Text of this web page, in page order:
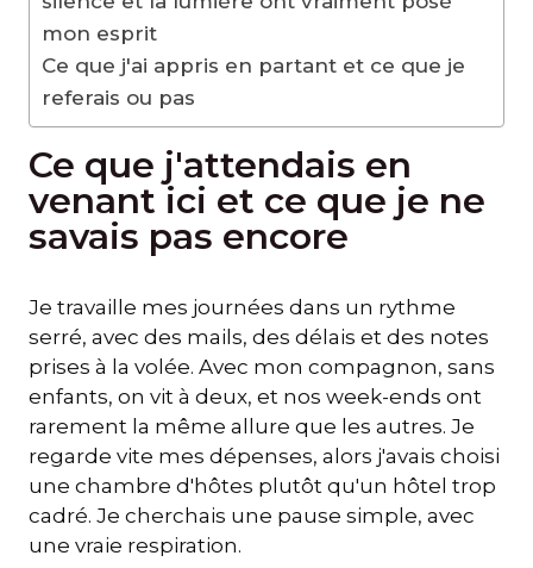
mon esprit
Ce que j'ai appris en partant et ce que je
referais ou pas
Ce que j'attendais en
venant ici et ce que je ne
savais pas encore
Je travaille mes journées dans un rythme
serré, avec des mails, des délais et des notes
prises à la volée. Avec mon compagnon, sans
enfants, on vit à deux, et nos week-ends ont
rarement la même allure que les autres. Je
regarde vite mes dépenses, alors j'avais choisi
une chambre d'hôtes plutôt qu'un hôtel trop
cadré. Je cherchais une pause simple, avec
une vraie respiration.